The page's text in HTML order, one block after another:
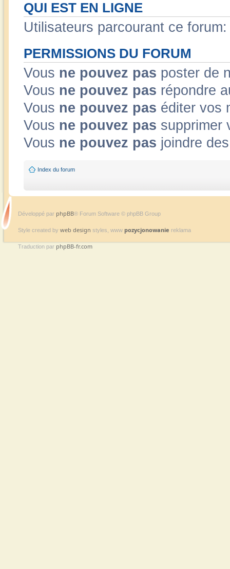
QUI EST EN LIGNE
Utilisateurs parcourant ce
PERMISSIONS DU FORUM
Vous ne pouvez pas poster de
Vous ne pouvez pas répondre
Vous ne pouvez pas éditer vos
Vous ne pouvez pas supprimer
Vous ne pouvez pas joindre
Index du forum
Développé par phpBB® Forum Software © phpBB Group
Style created by web design styles, www pozycjonowanie reklama
Traduction par phpBB-fr.com